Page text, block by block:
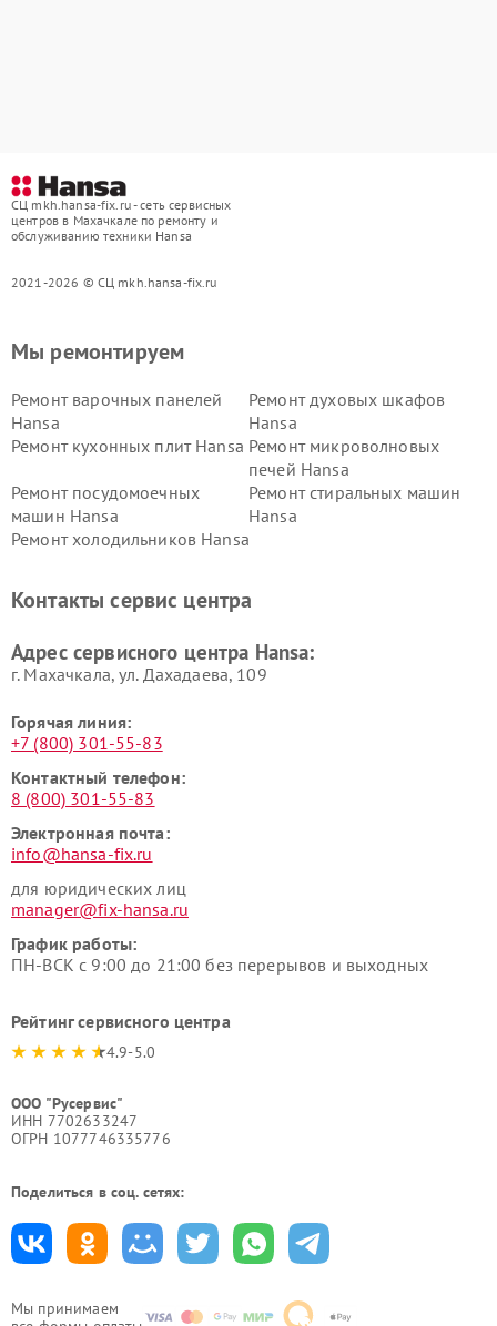
СЦ mkh.hansa-fix.ru - сеть сервисных
центров в Махачкале по ремонту и
обслуживанию техники Hansa
2021-2026 © СЦ mkh.hansa-fix.ru
Мы принимаем
Мы ремонтируем
Ремонт варочных панелей
Hansa
Ремонт духовых шкафов
Hansa
Ремонт кухонных плит Hansa Ремонт микроволновых
печей Hansa
Ремонт посудомоечных
машин Hansa
Ремонт стиральных машин
Hansa
Ремонт холодильников Hansa
Контакты сервис центра
Адрес сервисного центра Hansa:
г. Махачкала, ул. Дахадаева, 109
Горячая линия:
+7 (800) 301-55-83
Контактный телефон:
8 (800) 301-55-83
Электронная почта:
info@hansa-fix.ru
для юридических лиц
manager@fix-hansa.ru
График работы:
ПН-ВСК с 9:00 до 21:00 без перерывов и выходных
Рейтинг сервисного центра
4.9-5.0
ООО "Русервис"
ИНН 7702633247
ОГРН 1077746335776
Поделиться в соц. сетях: